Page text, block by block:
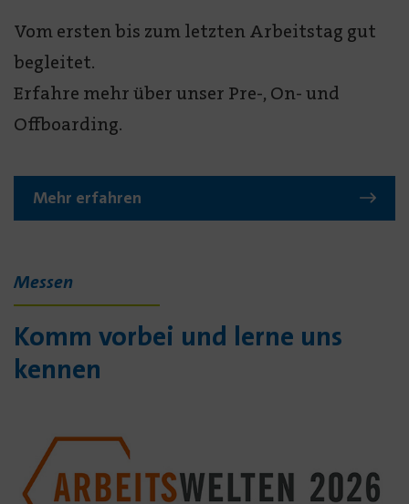
Vom ersten bis zum letzten Arbeitstag gut
begleitet.
Erfahre mehr über unser Pre-, On- und
Offboarding.
Mehr erfahren
Messen
Komm vorbei und lerne uns
kennen